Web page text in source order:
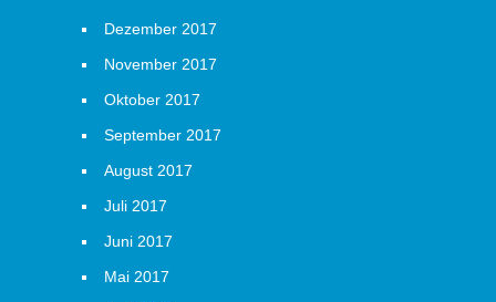
Dezember 2017
November 2017
Oktober 2017
September 2017
August 2017
Juli 2017
Juni 2017
Mai 2017